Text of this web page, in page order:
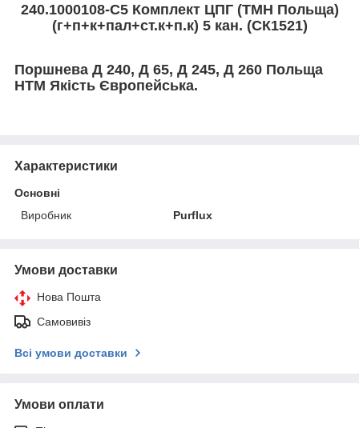
240.1000108-С5 Комплект ЦПГ (ТМН Польща)
(г+п+к+пал+ст.к+п.к) 5 кан. (СК1521)
Поршнева Д 240, Д 65, Д 245, Д 260 Польща
HTM Якість Європейська.
Характеристики
Основні
Виробник
Purflux
Умови доставки
Нова Пошта
Самовивіз
Всі умови доставки
Умови оплати